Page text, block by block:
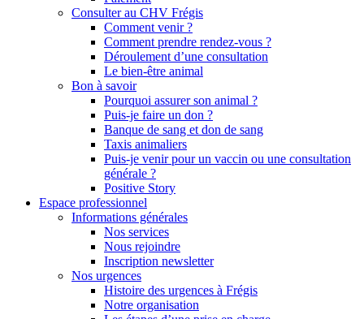
Consulter au CHV Frégis
Comment venir ?
Comment prendre rendez-vous ?
Déroulement d’une consultation
Le bien-être animal
Bon à savoir
Pourquoi assurer son animal ?
Puis-je faire un don ?
Banque de sang et don de sang
Taxis animaliers
Puis-je venir pour un vaccin ou une consultation
générale ?
Positive Story
Espace professionnel
Informations générales
Nos services
Nous rejoindre
Inscription newsletter
Nos urgences
Histoire des urgences à Frégis
Notre organisation